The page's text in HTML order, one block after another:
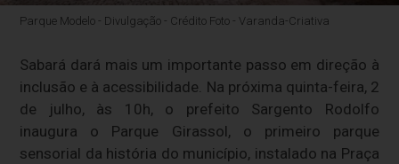
Parque Modelo - Divulgação - Crédito Foto - Varanda-Criativa
Sabará dará mais um importante passo em direção à
inclusão e à acessibilidade. Na próxima quinta-feira, 2
de julho, às 10h, o prefeito Sargento Rodolfo
inaugura o Parque Girassol, o primeiro parque
sensorial da história do município, instalado na Praça